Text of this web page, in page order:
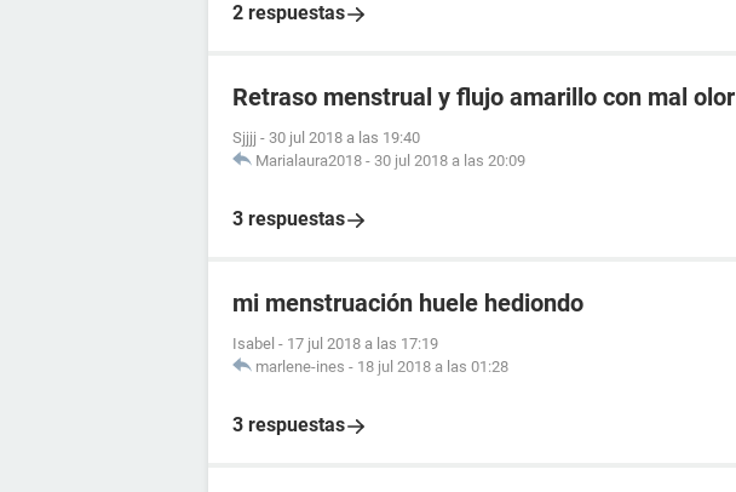
2 respuestas
Retraso menstrual y flujo amarillo con mal olor
Sjjjj - 30 jul 2018 a las 19:40
Marialaura2018 - 30 jul 2018 a las 20:09
3 respuestas
mi menstruación huele hediondo
Isabel - 17 jul 2018 a las 17:19
marlene-ines - 18 jul 2018 a las 01:28
3 respuestas